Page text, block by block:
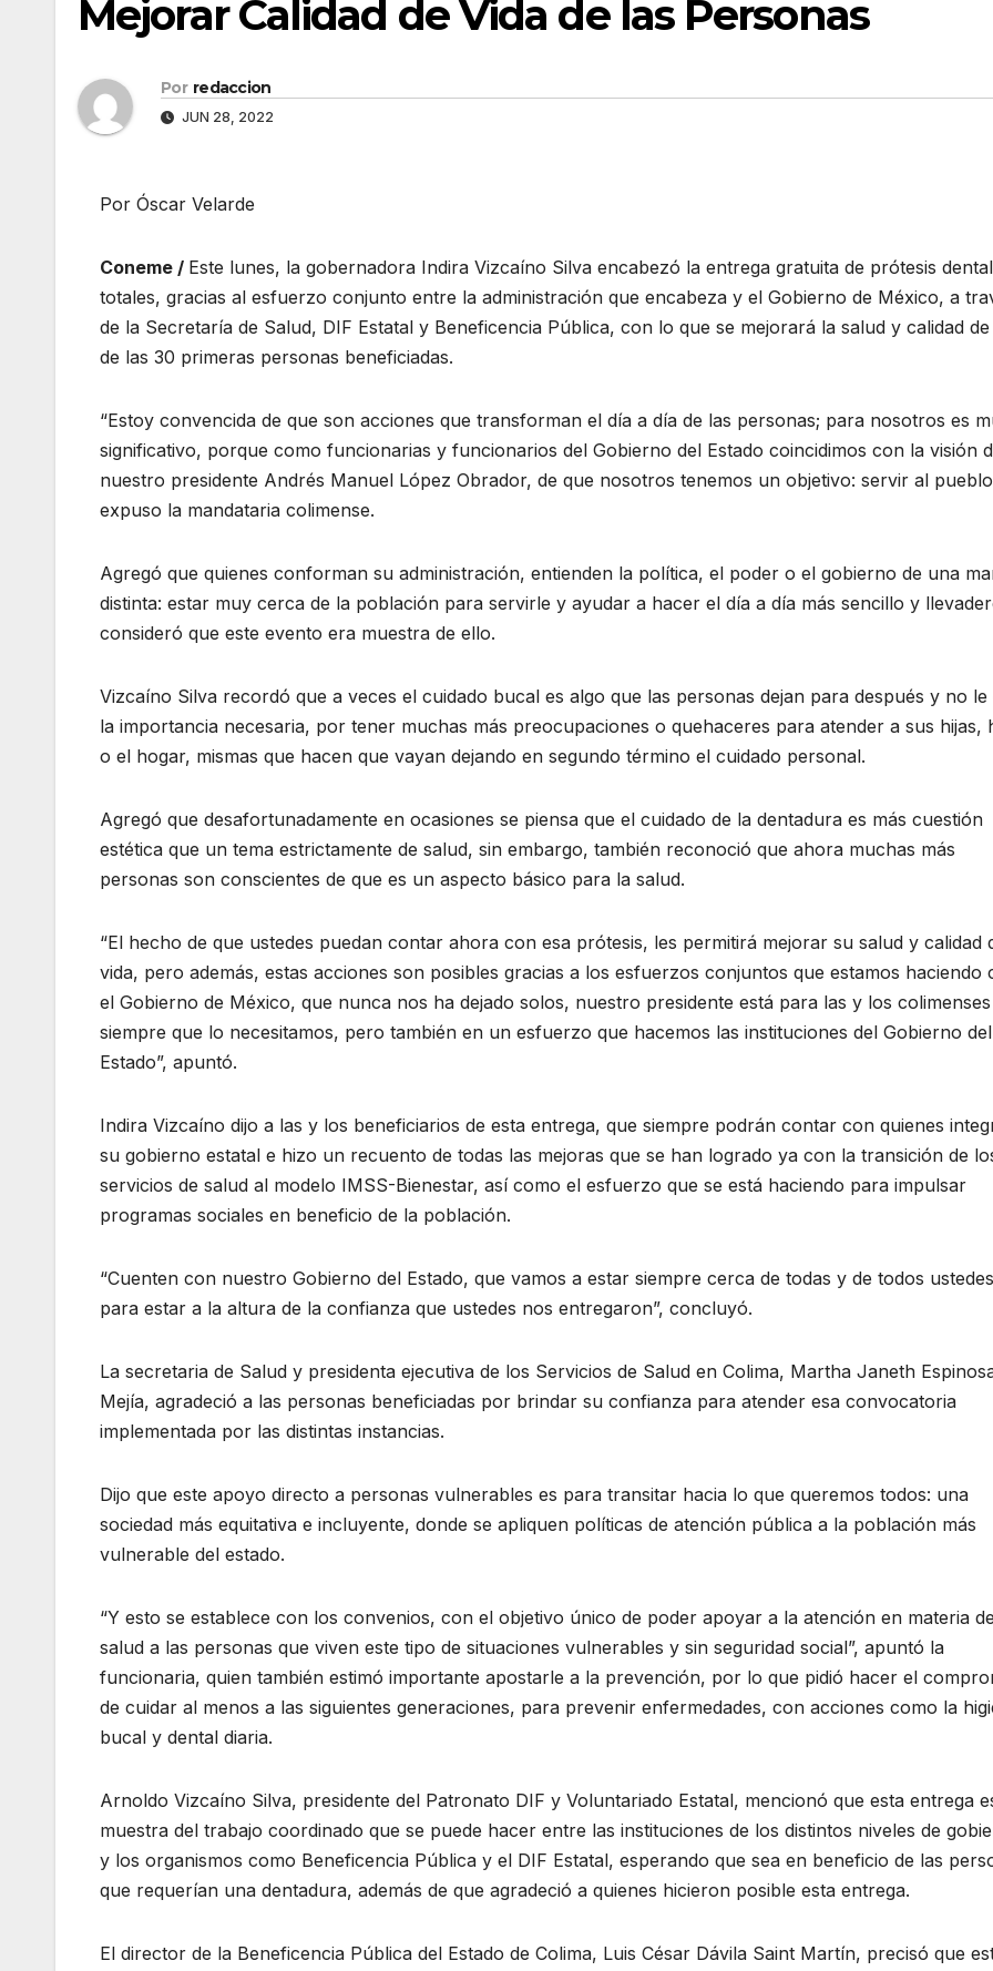
Mejorar Calidad de Vida de las Personas
Por redaccion
JUN 28, 2022
Por Óscar Velarde
Coneme / Este lunes, la gobernadora Indira Vizcaíno Silva encabezó la entrega gratuita de prótesis
totales, gracias al esfuerzo conjunto entre la administración que encabeza y el Gobierno de México, a
de la Secretaría de Salud, DIF Estatal y Beneficencia Pública, con lo que se mejorará la salud y calidad de
de las 30 primeras personas beneficiadas.
“Estoy convencida de que son acciones que transforman el día a día de las personas; para nosotros es
significativo, porque como funcionarias y funcionarios del Gobierno del Estado coincidimos con la visión
nuestro presidente Andrés Manuel López Obrador, de que nosotros tenemos un objetivo: servir al
expuso la mandataria colimense.
Agregó que quienes conforman su administración, entienden la política, el poder o el gobierno de una
distinta: estar muy cerca de la población para servirle y ayudar a hacer el día a día más sencillo y
consideró que este evento era muestra de ello.
Vizcaíno Silva recordó que a veces el cuidado bucal es algo que las personas dejan para después y no le
la importancia necesaria, por tener muchas más preocupaciones o quehaceres para atender a sus hijas,
o el hogar, mismas que hacen que vayan dejando en segundo término el cuidado personal.
Agregó que desafortunadamente en ocasiones se piensa que el cuidado de la dentadura es más cuestión
estética que un tema estrictamente de salud, sin embargo, también reconoció que ahora muchas más
personas son conscientes de que es un aspecto básico para la salud.
“El hecho de que ustedes puedan contar ahora con esa prótesis, les permitirá mejorar su salud y calidad
vida, pero además, estas acciones son posibles gracias a los esfuerzos conjuntos que estamos haciendo
el Gobierno de México, que nunca nos ha dejado solos, nuestro presidente está para las y los colimenses
siempre que lo necesitamos, pero también en un esfuerzo que hacemos las instituciones del Gobierno del
Estado”, apuntó.
Indira Vizcaíno dijo a las y los beneficiarios de esta entrega, que siempre podrán contar con quienes
su gobierno estatal e hizo un recuento de todas las mejoras que se han logrado ya con la transición de
servicios de salud al modelo IMSS-Bienestar, así como el esfuerzo que se está haciendo para impulsar
programas sociales en beneficio de la población.
“Cuenten con nuestro Gobierno del Estado, que vamos a estar siempre cerca de todas y de todos
para estar a la altura de la confianza que ustedes nos entregaron”, concluyó.
La secretaria de Salud y presidenta ejecutiva de los Servicios de Salud en Colima, Martha Janeth
Mejía, agradeció a las personas beneficiadas por brindar su confianza para atender esa convocatoria
implementada por las distintas instancias.
Dijo que este apoyo directo a personas vulnerables es para transitar hacia lo que queremos todos: una
sociedad más equitativa e incluyente, donde se apliquen políticas de atención pública a la población más
vulnerable del estado.
“Y esto se establece con los convenios, con el objetivo único de poder apoyar a la atención en materia de
salud a las personas que viven este tipo de situaciones vulnerables y sin seguridad social”, apuntó la
funcionaria, quien también estimó importante apostarle a la prevención, por lo que pidió hacer el
de cuidar al menos a las siguientes generaciones, para prevenir enfermedades, con acciones como la
bucal y dental diaria.
Arnoldo Vizcaíno Silva, presidente del Patronato DIF y Voluntariado Estatal, mencionó que esta entrega
muestra del trabajo coordinado que se puede hacer entre las instituciones de los distintos niveles de
y los organismos como Beneficencia Pública y el DIF Estatal, esperando que sea en beneficio de las
que requerían una dentadura, además de que agradeció a quienes hicieron posible esta entrega.
El director de la Beneficencia Pública del Estado de Colima, Luis César Dávila Saint Martín, precisó que